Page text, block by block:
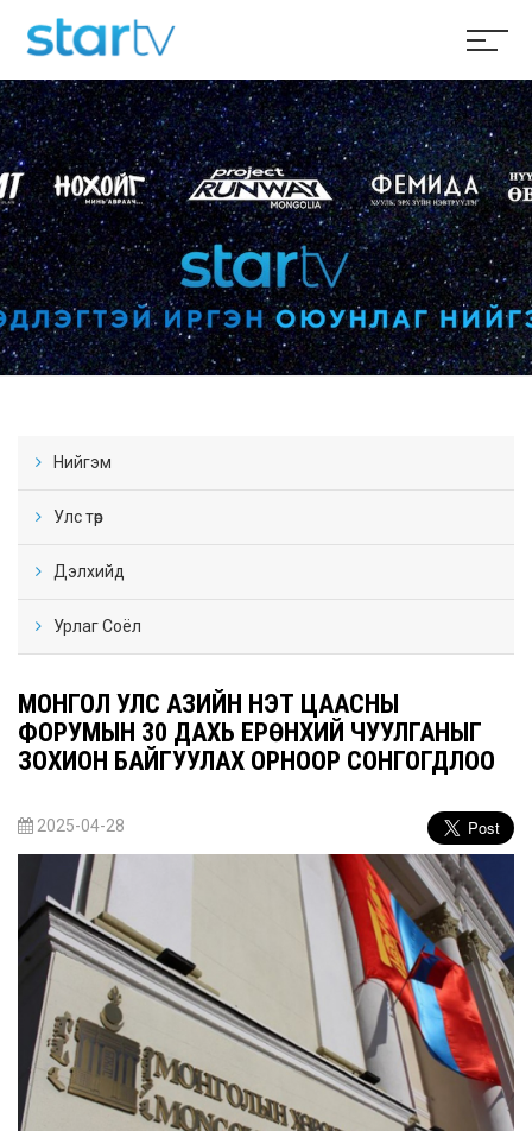
Нийгэм
Улс төр
Дэлхийд
Урлаг Соёл
МОНГОЛ УЛС АЗИЙН ҮНЭТ ЦААСНЫ
ФОРУМЫН 30 ДАХЬ ЕРӨНХИЙ ЧУУЛГАНЫГ
ЗОХИОН БАЙГУУЛАХ ОРНООР СОНГОГДЛОО
2025-04-28